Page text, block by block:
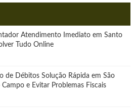
Atendimento Imediato em Santo
Tudo Online
de Débitos Solução Rápida em São
e Evitar Problemas Fiscais